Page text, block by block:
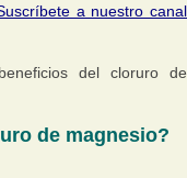
a nuestro canal
del cloruro de
de magnesio?